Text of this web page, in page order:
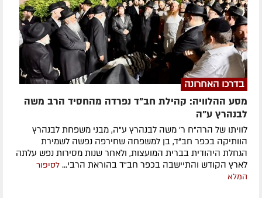
בדרכו האחרונה
מסע ההלוויה: קהילת חב"ד נפרדה מהחסיד הרב משה
לבנהרץ ע"ה
לוויתו של הרה"ח ר' משה לבנהרץ ע"ה, מבני משפחת לבנהרץ
הוותיקה בכפר חב"ד, בן למשפחה שחירפה נפשה לשמירת
הגחלת היהודית בברית המועצות, ולאחר שנות מסירות נפש עלתה
לארץ הקודש והתיישבה בכפר חב"ד בהוראת הרבי... לסיפור
המלא